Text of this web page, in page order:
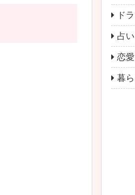
ド
占い
恋
暮